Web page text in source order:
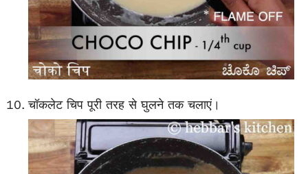
चॉकलेट चिप पूरी तरह से घुलने तक चलाएं।